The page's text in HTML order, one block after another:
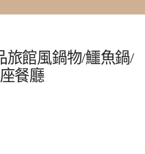
旅館風鍋物/鱷魚鍋/
餐廳